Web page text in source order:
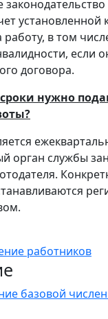
установленной
в том
если
договора.
нужно
орган службы
работников
базовой